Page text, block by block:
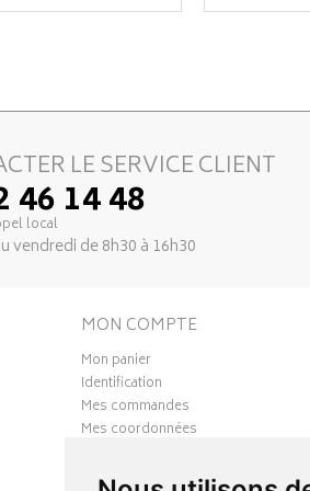
LE SERVICE CLIENT
46 14 48
local
vendredi de 8h30 à 16h30
MON COMPTE
Mon panier
Identification
Mes commandes
Mes coordonnées
Mes favoris